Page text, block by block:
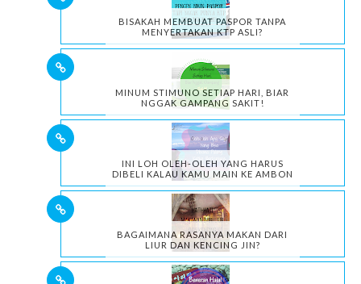
BISAKAH MEMBUAT PASPOR TANPA
MENYERTAKAN KTP ASLI?
MINUM STIMUNO SETIAP HARI, BIAR
NGGAK GAMPANG SAKIT!
INI LOH OLEH-OLEH YANG HARUS
DIBELI KALAU KAMU MAIN KE AMBON
BAGAIMANA RASANYA MAKAN DARI
LIUR DAN KENCING JIN?